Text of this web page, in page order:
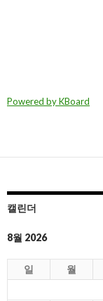
Powered by KBoard
캘린더
8월 2026
일 월